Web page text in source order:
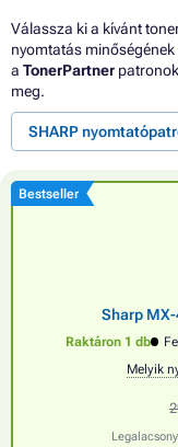
Válassza ki a kívánt
nyomtatás
a TonerPartner
meg.
SHARP
Bestseller
Sharp
Raktáron 1 db
Melyik